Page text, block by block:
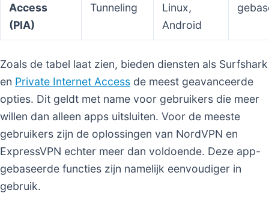
Access
(PIA)
Tunneling
Linux,
Android
Zoals de tabel laat zien, bieden diensten als Surfshark
en Private Internet Access de meest geavanceerde
opties. Dit geldt met name voor gebruikers die meer
willen dan alleen apps uitsluiten. Voor de meeste
gebruikers zijn de oplossingen van NordVPN en
ExpressVPN echter meer dan voldoende. Deze app-
gebaseerde functies zijn namelijk eenvoudiger in
gebruik.